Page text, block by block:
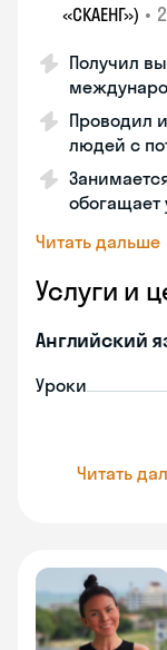
«СКАЕНГ») •
Получил
Проводил
людей с
обогащает
Читать дальше
Услуги и
Английский
Уроки
Читать